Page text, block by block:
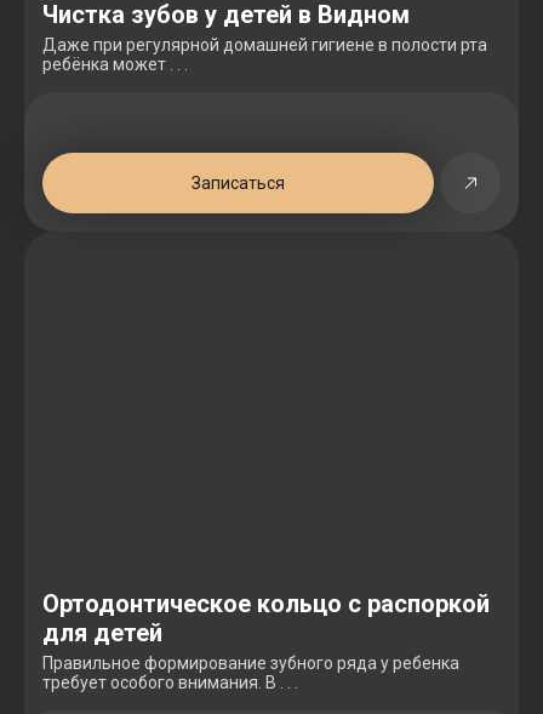
Чистка зубов у детей в Видном
Даже при регулярной домашней гигиене в полости рта
ребёнка может . . .
Записаться
Ортодонтическое кольцо с распоркой
для детей
Правильное формирование зубного ряда у ребенка
требует особого внимания. В . . .